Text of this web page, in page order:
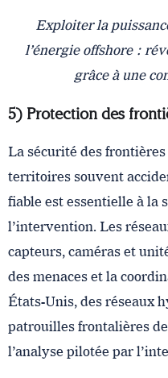
Exploiter la
l’énergie offshore :
grâce à une
5) Protection des
La sécurité des
territoires souvent
fiable est essentielle à la
l’intervention. Les
capteurs, caméras et
des menaces et la
États-Unis, des réseaux
patrouilles frontalières
l’analyse pilotée par